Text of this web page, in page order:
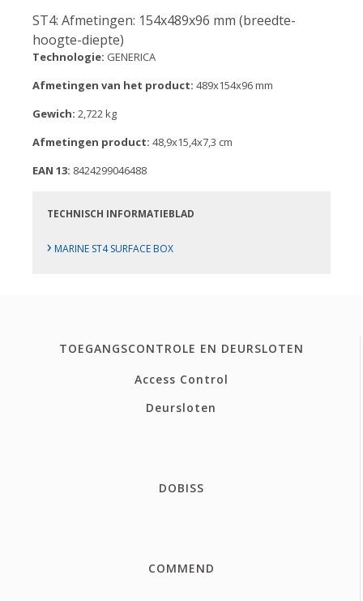
ST4: Afmetingen: 154x489x96 mm (breedte-
hoogte-diepte)
Technologie: GENERICA
Afmetingen van het product: 489x154x96 mm
Gewich: 2,722 kg
Afmetingen product: 48,9x15,4x7,3 cm
EAN 13: 8424299046488
TECHNISCH INFORMATIEBLAD
› MARINE ST4 SURFACE BOX
TOEGANGSCONTROLE EN DEURSLOTEN
Access Control
Deursloten
DOBISS
COMMEND